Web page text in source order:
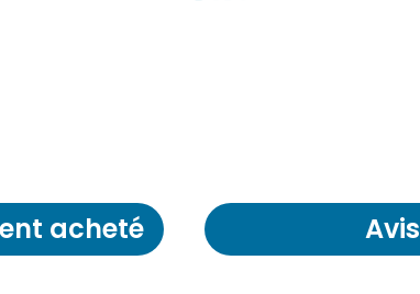
acheté Avis